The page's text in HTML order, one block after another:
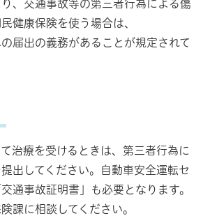
、交通事故等の第三者行為による傷
健康保険を使う場合は、
届出の義務があることが規定されて
治療を受けるときは、第三者行為に
出してください。自動車安全運転セ
通事故証明書」も必要となります。
課に相談してください。